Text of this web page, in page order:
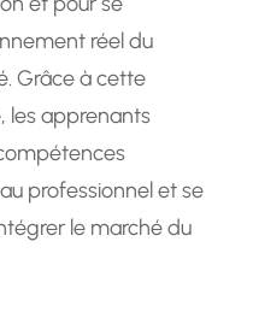
réel du
Grâce à cette
les apprenants
professionnel et se
le marché du